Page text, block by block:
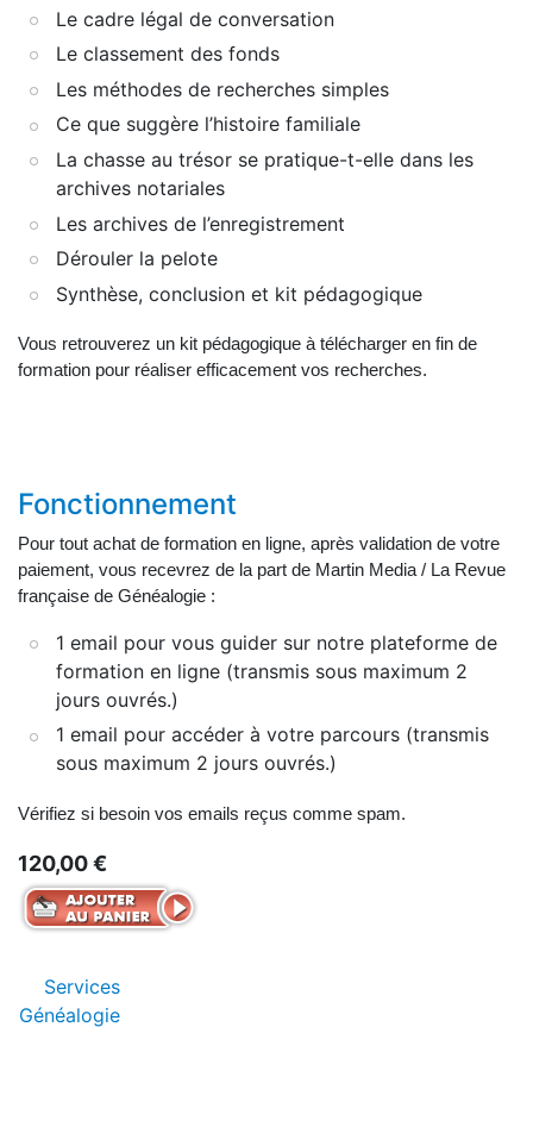
Le cadre légal de conversation
Le classement des fonds
Les méthodes de recherches simples
Ce que suggère l’histoire familiale
La chasse au trésor se pratique-t-elle dans les
archives notariales
Les archives de l’enregistrement
Dérouler la pelote
Synthèse, conclusion et kit pédagogique
Vous retrouverez un kit pédagogique à télécharger en fin de
formation pour réaliser efficacement vos recherches.
Fonctionnement
Pour tout achat de formation en ligne, après validation de votre
paiement, vous recevrez de la part de Martin Media / La Revue
française de Généalogie :
1 email pour vous guider sur notre plateforme de
formation en ligne (transmis sous maximum 2
jours ouvrés.)
1 email pour accéder à votre parcours (transmis
sous maximum 2 jours ouvrés.)
Vérifiez si besoin vos emails reçus comme spam.
120,00 €
Services
Généalogie